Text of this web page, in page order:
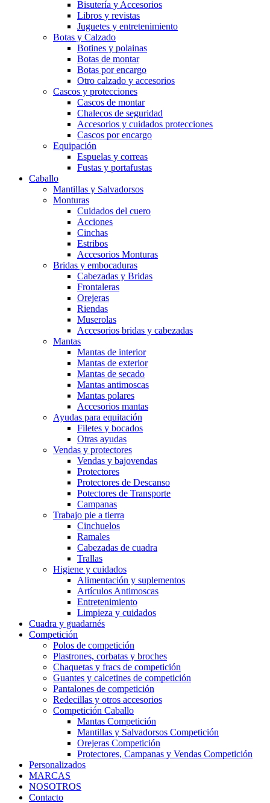
Bisutería y Accesorios
Libros y revistas
Juguetes y entretenimiento
Botas y Calzado
Botines y polainas
Botas de montar
Botas por encargo
Otro calzado y accesorios
Cascos y protecciones
Cascos de montar
Chalecos de seguridad
Accesorios y cuidados protecciones
Cascos por encargo
Equipación
Espuelas y correas
Fustas y portafustas
Caballo
Mantillas y Salvadorsos
Monturas
Cuidados del cuero
Acciones
Cinchas
Estribos
Accesorios Monturas
Bridas y embocaduras
Cabezadas y Bridas
Frontaleras
Orejeras
Riendas
Muserolas
Accesorios bridas y cabezadas
Mantas
Mantas de interior
Mantas de exterior
Mantas de secado
Mantas antimoscas
Mantas polares
Accesorios mantas
Ayudas para equitación
Filetes y bocados
Otras ayudas
Vendas y protectores
Vendas y bajovendas
Protectores
Protectores de Descanso
Potectores de Transporte
Campanas
Trabajo pie a tierra
Cinchuelos
Ramales
Cabezadas de cuadra
Trallas
Higiene y cuidados
Alimentación y suplementos
Artículos Antimoscas
Entretenimiento
Limpieza y cuidados
Cuadra y guadarnés
Competición
Polos de competición
Plastrones, corbatas y broches
Chaquetas y fracs de competición
Guantes y calcetines de competición
Pantalones de competición
Redecillas y otros accesorios
Competición Caballo
Mantas Competición
Mantillas y Salvadorsos Competición
Orejeras Competición
Protectores, Campanas y Vendas Competición
Personalizados
MARCAS
NOSOTROS
Contacto